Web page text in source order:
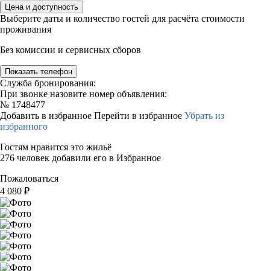
Цена и доступность
Выберите даты и количество гостей для расчёта стоимости
проживания
Без комиссии и сервисных сборов
Показать телефон
Служба бронирования:
При звонке назовите номер объявления:
№ 1748477
Добавить в избранное Перейти в избранное Убрать из
избранного
Гостям нравится это жильё
276 человек добавили его в Избранное
Пожаловаться
4 080 ₽